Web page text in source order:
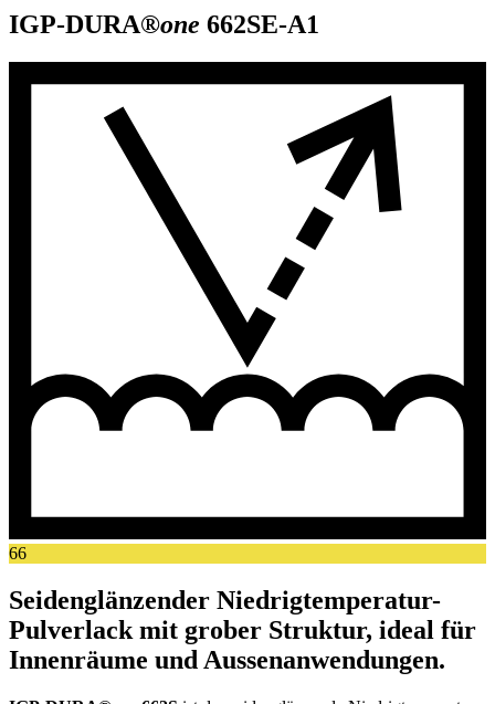
IGP-DURA®one 662SE-A1
66
Seidenglänzender Niedrigtemperatur-
Pulverlack mit grober Struktur, ideal für
Innenräume und Aussenanwendungen.